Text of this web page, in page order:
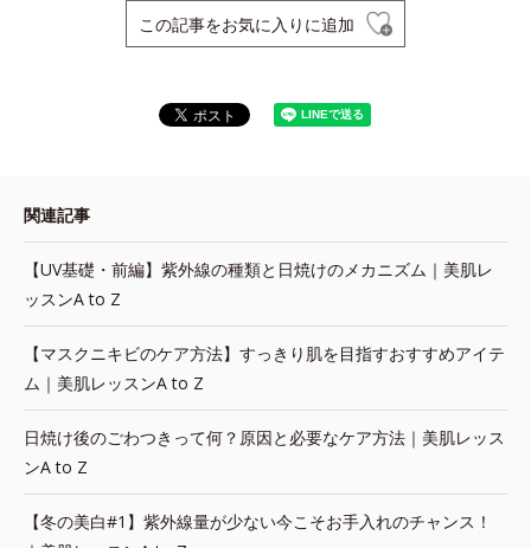
この記事をお気に入りに追加
関連記事
【UV基礎・前編】紫外線の種類と日焼けのメカニズム｜美肌レ
ッスンA to Z
【マスクニキビのケア方法】すっきり肌を目指すおすすめアイテ
ム｜美肌レッスンA to Z
日焼け後のごわつきって何？原因と必要なケア方法｜美肌レッス
ンA to Z
【冬の美白#1】紫外線量が少ない今こそお手入れのチャンス！